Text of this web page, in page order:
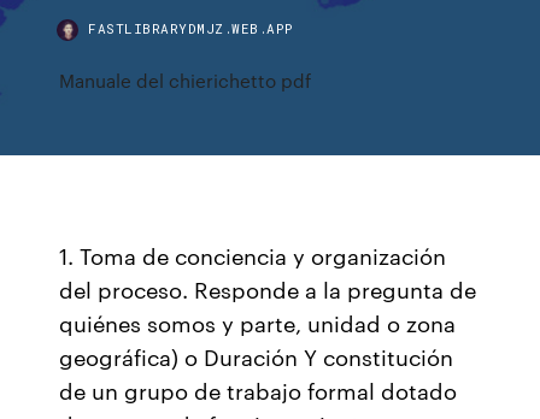
FASTLIBRARYDMJZ.WEB.APP
Manuale del chierichetto pdf
1. Toma de conciencia y organización
del proceso. Responde a la pregunta de
quiénes somos y parte, unidad o zona
geográfica) o Duración Y constitución
de un grupo de trabajo formal dotado